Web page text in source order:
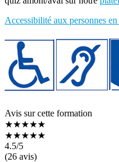
Accessibilité aux personnes
Avis sur cette formation
★★★★★
★★★★★
4.5/5
(26 avis)